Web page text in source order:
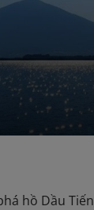
hồ Dầu